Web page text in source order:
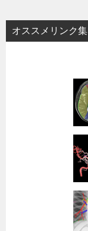
オススメリンク集